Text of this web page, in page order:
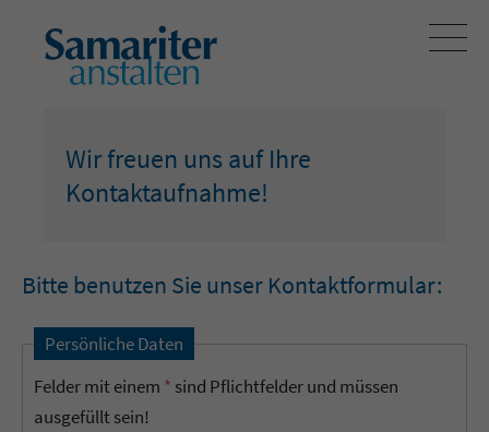
Wir freuen uns auf Ihre
Kontaktaufnahme!
Bitte benutzen Sie unser Kontaktformular:
Persönliche Daten
Felder mit einem * sind Pflichtfelder und müssen
ausgefüllt sein!